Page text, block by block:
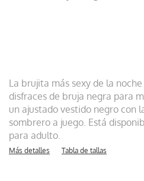
La brujita más sexy de la
disfraces de bruja negra para
un ajustado vestido negro con
sombrero a juego. Está
para adulto.
Más detalles Tabla de tallas